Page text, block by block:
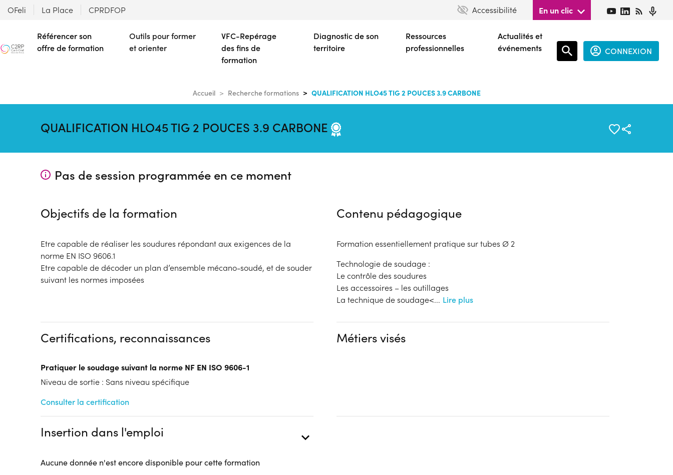
contenu
principal
OFeli La Place CPRDFOP Accessibilité En un clic
Référencer son
offre de formation
Outils pour former
et orienter
VFC-Repérage
des fins de
formation
Diagnostic de son
territoire
Ressources
professionnelles
Actualités et
événements
CONNEXION
Accueil Recherche formations QUALIFICATION HLO45 TIG 2 POUCES 3.9 CARBONE
QUALIFICATION HLO45 TIG 2 POUCES 3.9 CARBONE
Pas de session programmée en ce moment
Objectifs de la formation
Etre capable de réaliser les soudures répondant aux exigences de la
norme EN ISO 9606.1
Etre capable de décoder un plan d’ensemble mécano-soudé, et de souder
suivant les normes imposées
Contenu pédagogique
Formation essentiellement pratique sur tubes Ø 2
Technologie de soudage :
Le contrôle des soudures
Les accessoires – les outillages
La technique de soudage<... Lire plus
Certifications, reconnaissances
Pratiquer le soudage suivant la norme NF EN ISO 9606-1
Niveau de sortie : Sans niveau spécifique
Consulter la certification
Métiers visés
Insertion dans l'emploi
Aucune donnée n'est encore disponible pour cette formation